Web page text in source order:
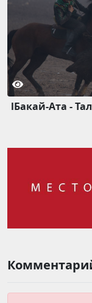
lБакай-Ата -